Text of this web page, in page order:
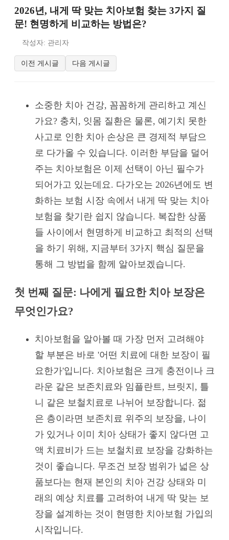
2026년, 내게 딱 맞는 치아보험 찾는 3가지 질
문! 현명하게 비교하는 방법은?
작성자: 관리자
이전 게시글 다음 게시글
소중한 치아 건강, 꼼꼼하게 관리하고 계신
가요? 충치, 잇몸 질환은 물론, 예기치 못한
사고로 인한 치아 손상은 큰 경제적 부담으
로 다가올 수 있습니다. 이러한 부담을 덜어
주는 치아보험은 이제 선택이 아닌 필수가
되어가고 있는데요. 다가오는 2026년에도 변
화하는 보험 시장 속에서 내게 딱 맞는 치아
보험을 찾기란 쉽지 않습니다. 복잡한 상품
들 사이에서 현명하게 비교하고 최적의 선택
을 하기 위해, 지금부터 3가지 핵심 질문을
통해 그 방법을 함께 알아보겠습니다.
첫 번째 질문: 나에게 필요한 치아 보장은
무엇인가요?
치아보험을 알아볼 때 가장 먼저 고려해야
할 부분은 바로 '어떤 치료에 대한 보장이 필
요한가'입니다. 치아보험은 크게 충전이나 크
라운 같은 보존치료와 임플란트, 브릿지, 틀
니 같은 보철치료로 나뉘어 보장합니다. 젊
은 층이라면 보존치료 위주의 보장을, 나이
가 있거나 이미 치아 상태가 좋지 않다면 고
액 치료비가 드는 보철치료 보장을 강화하는
것이 좋습니다. 무조건 보장 범위가 넓은 상
품보다는 현재 본인의 치아 건강 상태와 미
래의 예상 치료를 고려하여 내게 딱 맞는 보
장을 설계하는 것이 현명한 치아보험 가입의
시작입니다.